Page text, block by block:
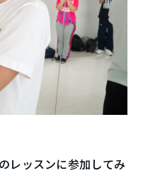
レッスンに参加してみ